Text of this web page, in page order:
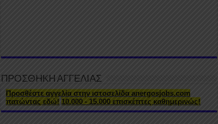
ΠΡΟΣΘΗΚΗ ΑΓΓΕΛΙΑΣ
Προσθέστε αγγελία στην ιστοσελίδα anergosjobs.com
πατώντας εδώ! 10.000 - 15.000 επισκέπτες καθημερινώς!